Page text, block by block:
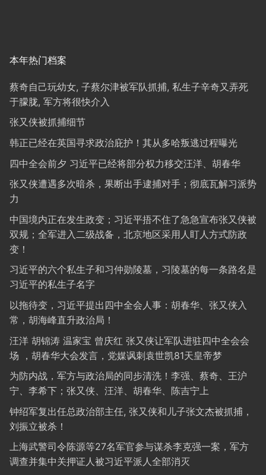
本年热门档案
蔡奇自己玩幼女, 子蔡尔津被军队抓捕, 私生子辛奇又弄死
于朦胧, 军方将很快介入
张又侠被抓捕细节
韩正已经在英国寻求政治庇护！其从多哈叛逃过程曝光
四中全会前夕 习近平已经将部分权力移交汪洋、胡春华
张又侠遭遇多次暗杀，果断出手逮捕对手；彻底瓦解习派势
力
中国境内正在发生政变；习近平捂不住了急急宣布张又侠被
双规；全军进入二级战备，北京地区采用人盯人方式防政
变！
习近平的六个私生子和习仲勋陵墓，习陵墓的每一条路名是
习近平的私生子名字
以拖待变，习近平提出四中全会人事：胡春华、张又侠入
常，胡海峰直升政治局！
汪洋 胡锦涛 温家宝 曾庆红 张又侠让军队进驻四中全会会
场 ，胡春华大会发言，党媒讽刺袁世凯81天皇帝梦
为防内战，军方与政治局的同步清洗！李强、蔡奇、王沪
宁、李希下；张又侠、汪洋、胡春华、陈吉宁上
钟绍军复出任总政治部主任, 张又侠和儿子张文杰被抓捕，
刘振立被杀！
上海武警司令陈源等27名军官参与谋杀李克强一案，军方
调查并集中关押证人被习近平派人全部消灭